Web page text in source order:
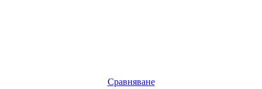
Сравняване